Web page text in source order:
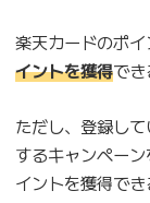
楽天カードのポイ
イントを獲得でき
ただし、登録し
するキャンペー
イントを獲得でき